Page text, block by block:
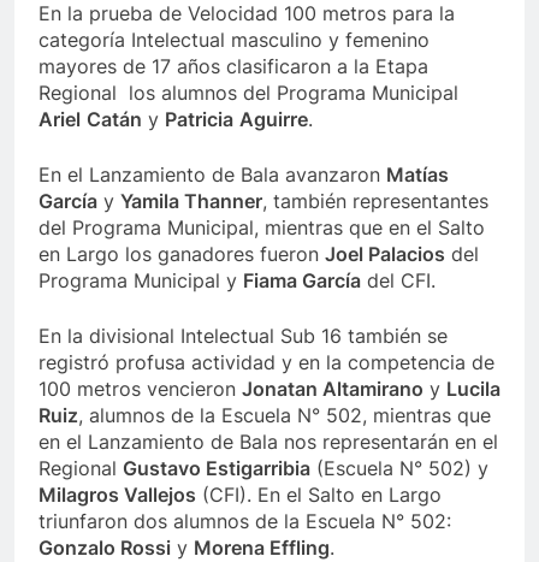
En la prueba de Velocidad 100 metros para la
categoría Intelectual masculino y femenino
mayores de 17 años clasificaron a la Etapa
Regional los alumnos del Programa Municipal
Ariel Catán y Patricia Aguirre.
En el Lanzamiento de Bala avanzaron Matías
García y Yamila Thanner, también representantes
del Programa Municipal, mientras que en el Salto
en Largo los ganadores fueron Joel Palacios del
Programa Municipal y Fiama García del CFI.
En la divisional Intelectual Sub 16 también se
registró profusa actividad y en la competencia de
100 metros vencieron Jonatan Altamirano y Lucila
Ruiz, alumnos de la Escuela N° 502, mientras que
en el Lanzamiento de Bala nos representarán en el
Regional Gustavo Estigarribia (Escuela N° 502) y
Milagros Vallejos (CFI). En el Salto en Largo
triunfaron dos alumnos de la Escuela N° 502:
Gonzalo Rossi y Morena Effling.